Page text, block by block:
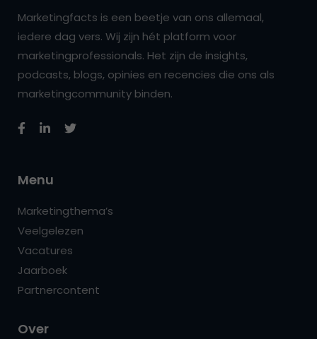
Marketingfacts is een beetje van ons allemaal,
iedere dag vers. Wij zijn hét platform voor
marketingprofessionals. Het zijn de insights,
podcasts, blogs, opinies en recencies die ons als
marketingcommunity binden.
Menu
Marketingthema’s
Veelgelezen
Vacatures
Jaarboek
Partnercontent
Over